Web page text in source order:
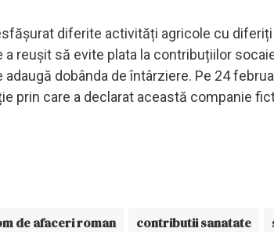
diferite activități agricole cu
a reușit să evite plata la contribuțiilor
dobânda de întârziere. Pe 24
prin care a declarat această companie
de afaceri roman contributii sanatate